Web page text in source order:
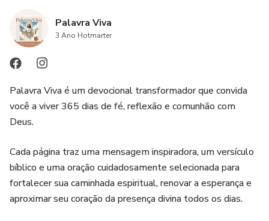
✅ Exemplos de respostas inteligentes para as perguntas
mais comuns, usando a técnica STAR.
✅ Como se vestir, se comportar e transmitir
profissionalismo desde o primeiro contato.
✅ Truques para se sair bem em dinâmicas de grupo e
📌 Este e-book é para você que:
• Vai participar da sua primeira entrevista em banco ou
cooperativa.
Palavra Viva
3 Ano Hotmarter
Palavra Viva é um devocional transformador que convida
você a viver 365 dias de fé, reflexão e comunhão com
Deus.
Cada página traz uma mensagem inspiradora, um versículo
bíblico e uma oração cuidadosamente selecionada para
fortalecer sua caminhada espiritual, renovar a esperança e
aproximar seu coração da presença divina todos os dias.